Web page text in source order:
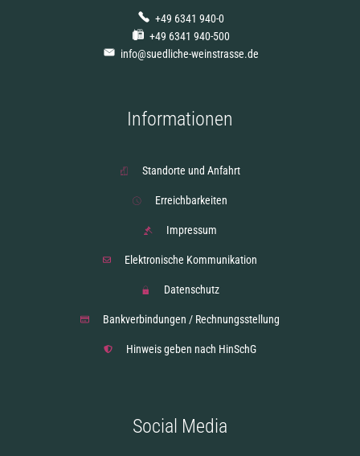
+49 6341 940-0
+49 6341 940-500
info@suedliche-weinstrasse.de
Informationen
Standorte und Anfahrt
Erreichbarkeiten
Impressum
Elektronische Kommunikation
Datenschutz
Bankverbindungen / Rechnungsstellung
Hinweis geben nach HinSchG
Social Media